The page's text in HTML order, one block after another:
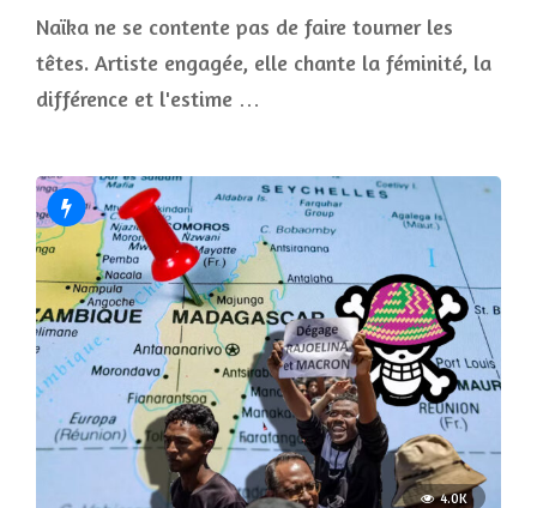
Naïka ne se contente pas de faire tourner les
têtes. Artiste engagée, elle chante la féminité, la
différence et l'estime …
4.0K